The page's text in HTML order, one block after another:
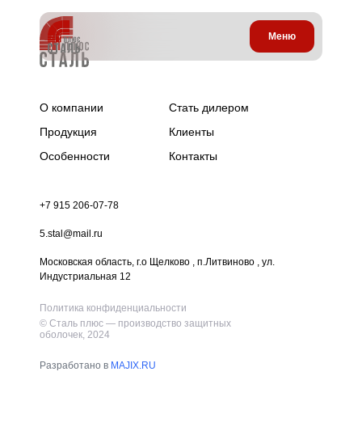
Меню
+7 915 206-07-78
5.stal@mail.ru
Московская область, г.о Щелково , п.Литвиново , ул.
Индустриальная 12
© Сталь плюс — производство защитных
оболочек, 2024
Разработано в MAJIX.RU
Политика конфиденциальности
О компании
Продукция
Особенности
Стать дилером
Клиенты
Контакты